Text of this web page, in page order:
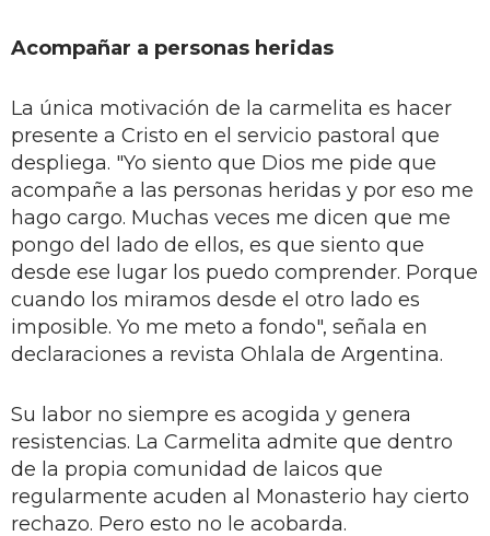
Acompañar a personas heridas
La única motivación de la carmelita es hacer
presente a Cristo en el servicio pastoral que
despliega. "Yo siento que Dios me pide que
acompañe a las personas heridas y por eso me
hago cargo. Muchas veces me dicen que me
pongo del lado de ellos, es que siento que
desde ese lugar los puedo comprender. Porque
cuando los miramos desde el otro lado es
imposible. Yo me meto a fondo", señala en
declaraciones a revista Ohlala de Argentina.
Su labor no siempre es acogida y genera
resistencias. La Carmelita admite que dentro
de la propia comunidad de laicos que
regularmente acuden al Monasterio hay cierto
rechazo. Pero esto no le acobarda.